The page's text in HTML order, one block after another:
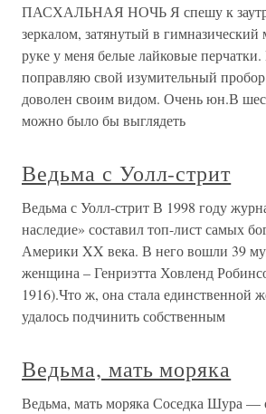
ПАСХАЛЬНАЯ НОЧЬ Я спешу к
зеркалом, затянутый в
руке у меня белые лайковые
поправляю свой изумительный
доволен своим видом. Очень юн.В
можно было бы выглядеть
Ведьма с Уолл-стрит
Ведьма с Уолл-стрит В 1998 году
наследие» составил топ-лист самых
Америки XX века. В него вошли 39
женщина – Генриэтта Ховленд
1916).Что ж, она стала единственной
удалось подчинить собственным
Ведьма, мать моряка
Ведьма, мать моряка Соседка Шура